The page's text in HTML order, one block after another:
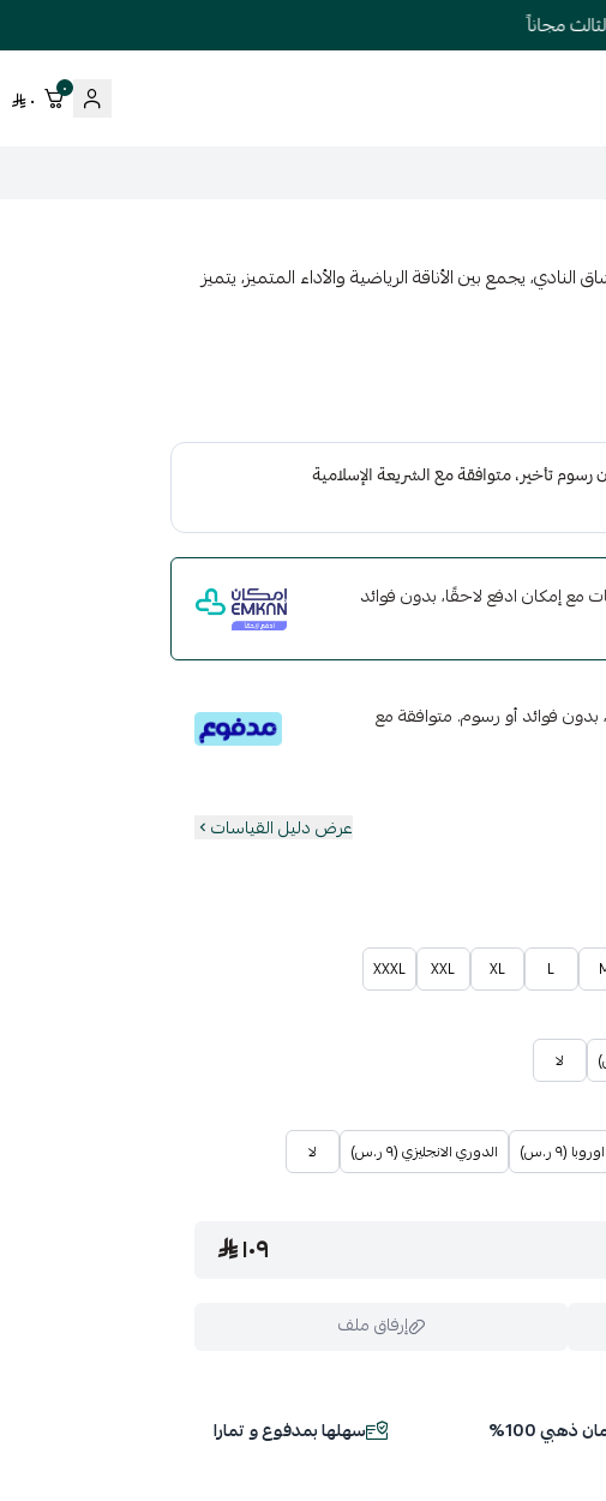
مجاناً
٠ ٠
هو خيار مثالي لعشاق النادي، يجمع بين الأناقة الرياضية والأداء المتميز، يتميز
على 5 دفعات مع إمكان ادفع لاحقًا، بدون فوائد
ميسرة إلى 4 وحتى 6 دفعات، بدون فوائد أو رسوم. متوافقة مع
عرض دليل القياسات
L
XL
XXL
XXXL
لا
(٩ ر.س) الدوري الانجليزي (٩ ر.س) لا
١٠٩
إرفاق ملف
افلت الملف هنا
ذهبي 100% سهلها بمدفوع و تمارا